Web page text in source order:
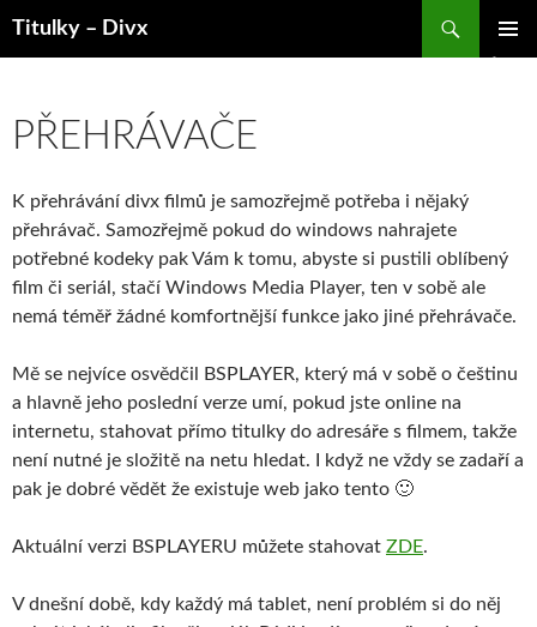
Titulky – Divx
WEBU
PŘEHRÁVAČE
K přehrávání divx filmů je samozřejmě potřeba i nějaký
přehrávač. Samozřejmě pokud do windows nahrajete
potřebné kodeky pak Vám k tomu, abyste si pustili oblíbený
film či seriál, stačí Windows Media Player, ten v sobě ale
nemá téměř žádné komfortnější funkce jako jiné přehrávače.
Mě se nejvíce osvědčil BSPLAYER, který má v sobě o češtinu
a hlavně jeho poslední verze umí, pokud jste online na
internetu, stahovat přímo titulky do adresáře s filmem, takže
není nutné je složitě na netu hledat. I když ne vždy se zadaří a
pak je dobré vědět že existuje web jako tento 🙂
Aktuální verzi BSPLAYERU můžete stahovat ZDE.
V dnešní době, kdy každý má tablet, není problém si do něj